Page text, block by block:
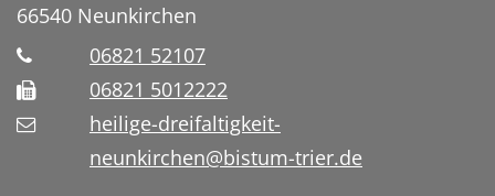
66540 Neunkirchen
06821 52107
06821 5012222
heilige-dreifaltigkeit-
neunkirchen@bistum-trier.de